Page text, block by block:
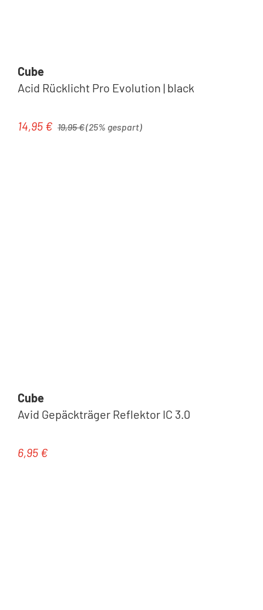
Cube
Acid Rücklicht Pro Evolution | black
Verkaufspreis:
14,95 € Regulärer Preis:
19,95 €(25% gespart)
Cube
Avid Gepäckträger Reflektor IC 3.0
Regulärer Preis:
6,95 €